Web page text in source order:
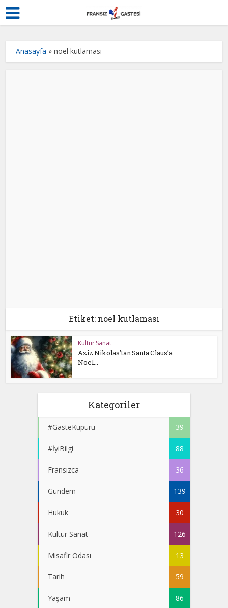
Anasayfa »noel kutlaması
Etiket: noel kutlaması
Kültür Sanat
Aziz Nikolas’tan Santa Claus’a:
Noel...
Kategoriler
#GasteKüpürü 39
#İyiBilgi 88
Fransızca 36
Gündem 139
Hukuk 30
Kültür Sanat 126
Misafir Odası 13
Tarih 59
Yaşam 86